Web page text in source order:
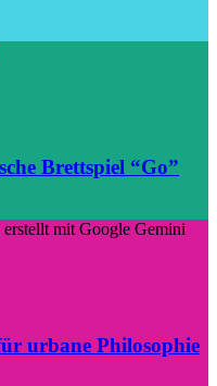
Brettspiel “Go”
urbane Philosophie